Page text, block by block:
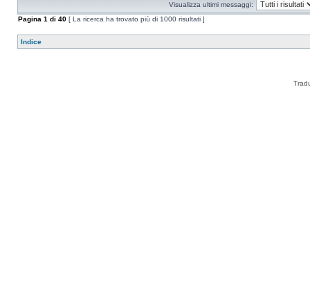
Visualizza ultimi messaggi:
Pagina 1 di 40 [ La ricerca ha trovato più di 1000 risultati ]
Indice